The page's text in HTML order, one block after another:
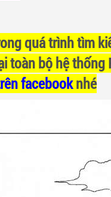
quá trình tìm
toàn bộ hệ thống
facebooknhé